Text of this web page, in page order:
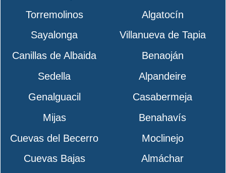
Torremolinos
Algatocín
Sayalonga
Villanueva de Tapia
Canillas de Albaida
Benaoján
Sedella
Alpandeire
Genalguacil
Casabermeja
Mijas
Benahavís
Cuevas del Becerro
Moclinejo
Cuevas Bajas
Almáchar